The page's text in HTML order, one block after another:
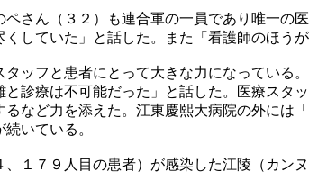
ペさん（３２）も連合軍の一員であり唯一
していた」と話した。また「看護師のほう
ッフと患者にとって大きな力になっている
診療は不可能だった」と話した。医療ス
など力を添えた。江東慶熙大病院の外に
いている。
１７９人目の患者）が感染した江陵（カン